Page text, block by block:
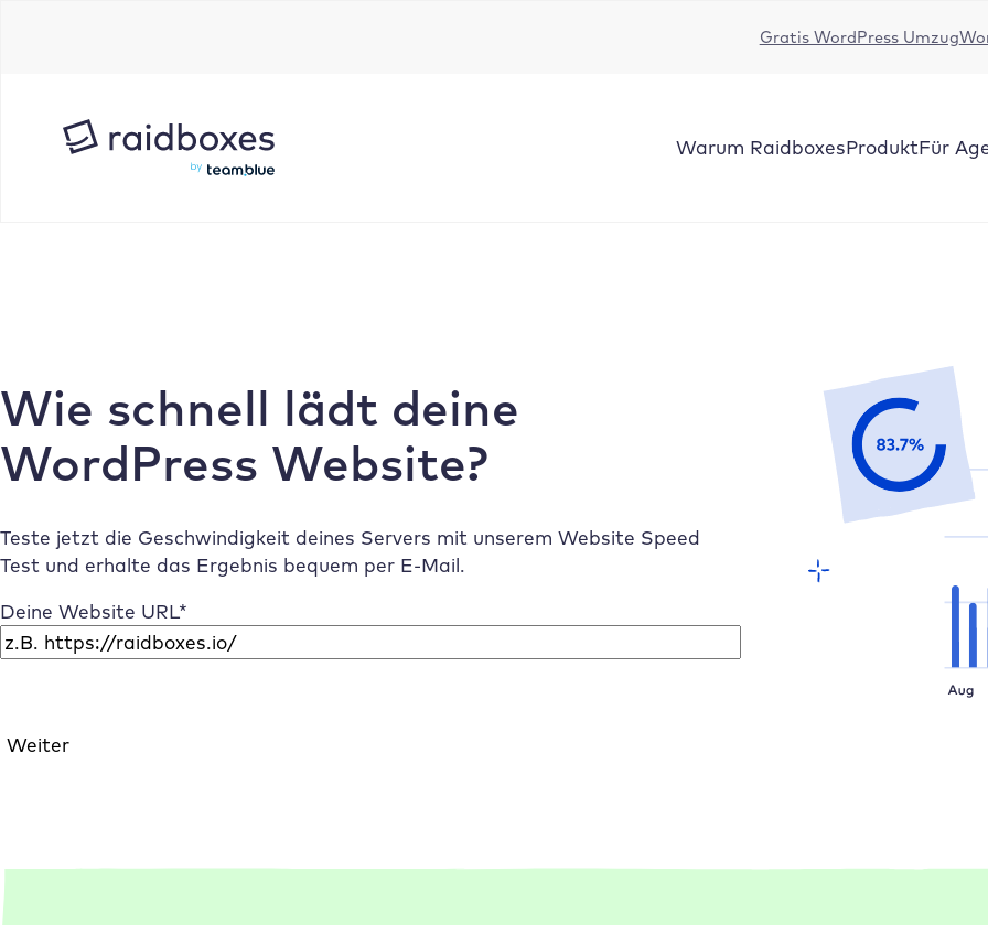
Gratis WordPress Umzug
Warum RaidboxesProduktFür
Wie schnell lädt deine
WordPress Website?
Teste jetzt die Geschwindigkeit deines Servers mit unserem Website Speed
Test und erhalte das Ergebnis bequem per E-Mail.
Deine Website URL*
Weiter